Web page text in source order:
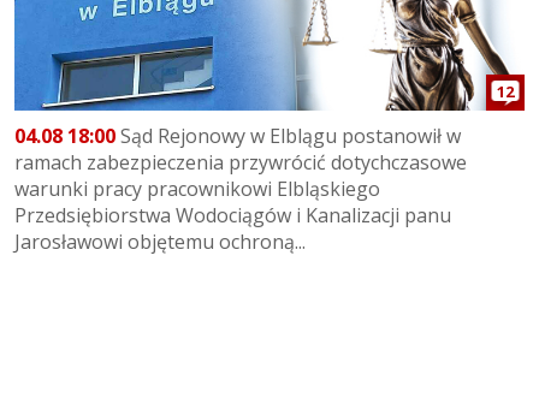
12
04.08 18:00Sąd Rejonowy w Elblągu postanowił w
ramach zabezpieczenia przywrócić dotychczasowe
warunki pracy pracownikowi Elbląskiego
Przedsiębiorstwa Wodociągów i Kanalizacji panu
Jarosławowi objętemu ochroną...